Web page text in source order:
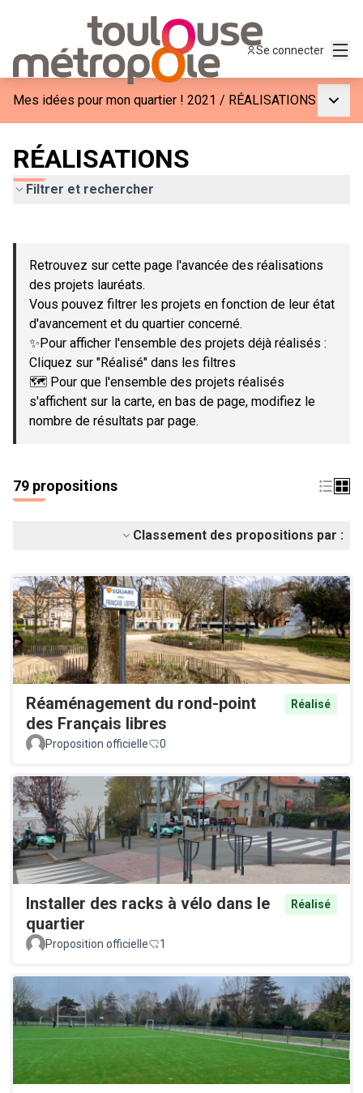
Se connecter
Mes idées pour mon quartier ! 2021 / RÉALISATIONS
RÉALISATIONS
Filtrer et rechercher
−
Retrouvez sur cette page l'avancée des réalisations
des projets lauréats.
Vous pouvez filtrer les projets en fonction de leur état
d'avancement et du quartier concerné.
✨Pour afficher l'ensemble des projets déjà réalisés :
Cliquez sur "Réalisé" dans les filtres
🗺️ Pour que l'ensemble des projets réalisés
s'affichent sur la carte, en bas de page, modifiez le
nombre de résultats par page.
79 propositions
Classement des propositions par :
Réaménagement du rond-point
des Français libres
Réalisé
Proposition officielle 0
Installer des racks à vélo dans le
quartier
Réalisé
Proposition officielle 1